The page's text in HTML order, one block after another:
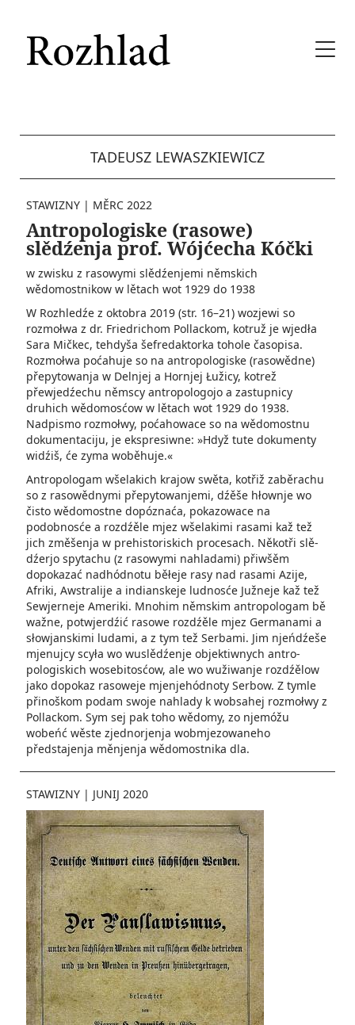
TADEUSZ LEWASZKIEWICZ
STAWIZNY | MĚRC 2022
Antropologiske (rasowe)
slědźenja prof. Wójćecha Kóčki
w zwisku z rasowymi slědźenjemi němskich
wědomostnikow w lětach wot 1929 do 1938
W Rozhledźe z oktobra 2019 (str. 16–21) wozjewi so
rozmołwa z dr. Friedrichom Pollackom, kotruž je wjedła
Sara Mičkec, tehdyša šefredaktorka tohole časopisa.
Rozmołwa poćahuje so na antropologiske (rasowědne)
přepytowanja w Delnjej a Hornjej Łužicy, kotrež
přewjedźechu němscy an­tro­pologojo a zastupnicy
druhich wědomosćow w lětach wot 1929 do 1938.
Nadpismo rozmołwy, poćahowace so na wědomostnu
dokumentaciju, je ekspresiwne: »Hdyž tute dokumenty
widźiš, će zyma woběhuje.«
Antropologam wšelakich krajow swěta, kotřiž zaběrachu
so z rasowěd­nymi přepytowanjemi, dźěše hłownje wo
čisto wědomostne dopóznaća, pokazowace na
podobnosće a rozdźěle mjez wšelakimi rasami kaž tež
jich změšenja w prehistoriskich procesach. Někotři slě­
dźerjo spytachu (z rasowymi nahladami) přiwšěm
dopokazać nadhódnotu běłeje rasy nad rasami Azije,
Afriki, Awstralije a indianskeje ludnosće Južneje kaž tež
Sewjerneje Ameriki. Mnohim němskim antropologam bě
wažne, po­twjerdźić rasowe rozdźěle mjez Germanami a
słowjanskimi ludami, a z tym tež Serbami. Jim njeńdźeše
mjenujcy scyła wo wuslědźenje objektiwnych antro­
pologiskich wosebitosćow, ale wo wužiwanje rozdźělow
jako dopokaz rasoweje mjenjehódnoty Serbow. Z tymle
přinoškom podam swoje nahlady k wobsahej rozmołwy z
Pollackom. Sym sej pak toho wědomy, zo njemóžu
wobeńć wěste zjednorjenja wobmjezowaneho
předstajenja měnjenja wědomostnika dla.
STAWIZNY | JUNIJ 2020